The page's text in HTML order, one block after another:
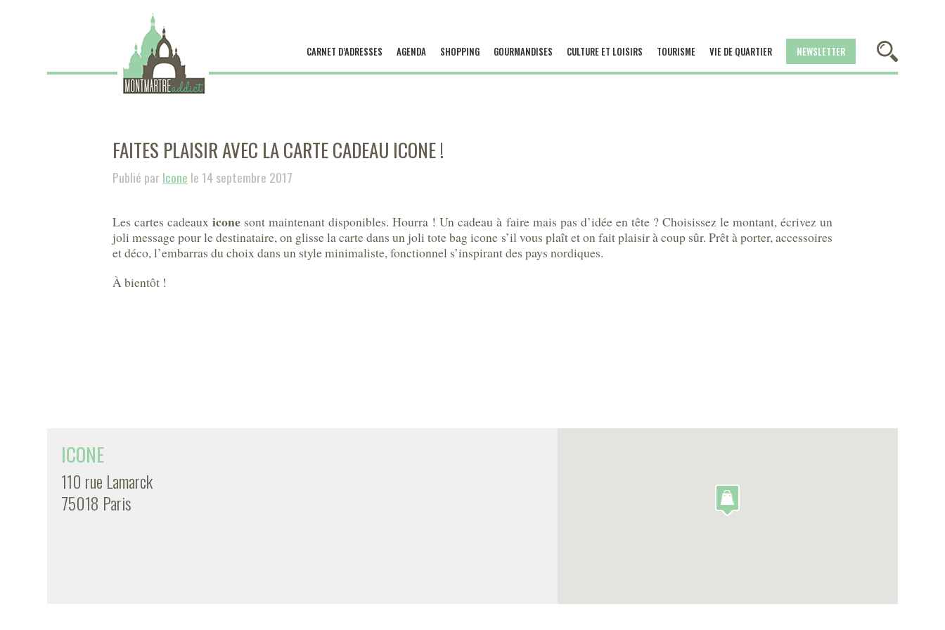
CARNET D’ADRESSES AGENDA SHOPPING GOURMANDISES CULTURE ET LOISIRS TOURISME VIE DE QUARTIER NEWSLETTER
FAITES PLAISIR AVEC LA CARTE CADEAU ICONE !
Publié parIcone le 14 septembre 2017
Les cartes cadeauxicone sont maintenant disponibles. Hourra ! Un cadeau à faire mais pas d’idée en tête ? Choisissez le montant, écrivez un
joli message pour le destinataire, on glisse la carte dans un joli tote bag icone s’il vous plaît et on fait plaisir à coup sûr. Prêt à porter, accessoires
et déco, l’embarras du choix dans un style minimaliste, fonctionnel s’inspirant des pays nordiques.
À bientôt !
ICONE
110 rue Lamarck
75018 Paris